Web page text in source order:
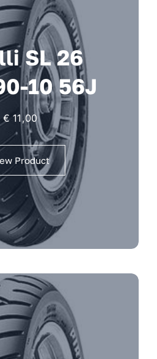
SL 26
10 56J
€11,00
Product